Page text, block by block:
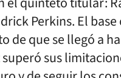
Perkins. El
de que se llegó a
sus